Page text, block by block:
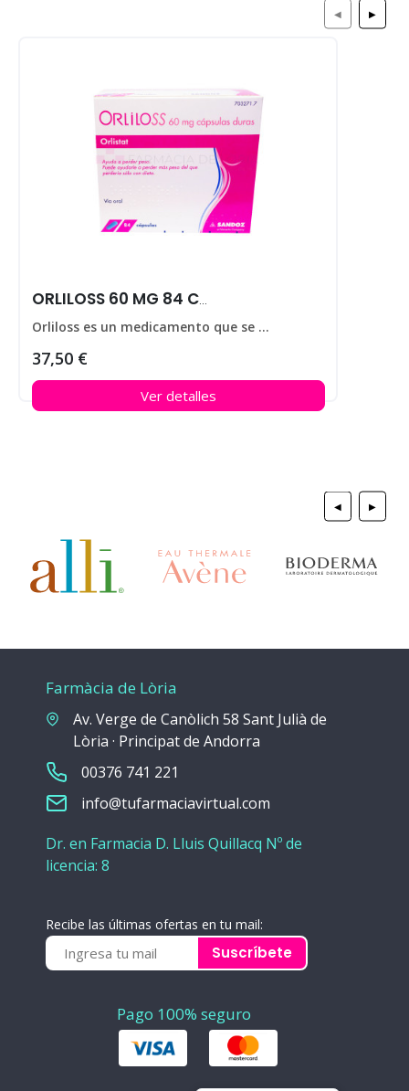
ORLILOSS 60 MG 84 CAPS
Orliloss es un medicamento que se utiliza para ayudar a perder peso en personas que padecen obesidad.
37,50 €
Ver detalles
◀ ▶
◀ ▶
Farmàcia de Lòria
Av. Verge de Canòlich 58 Sant Julià de
Lòria · Principat de Andorra
00376 741 221
info@tufarmaciavirtual.com
Dr. en Farmacia D. Lluis Quillacq Nº de
licencia: 8
Recibe las últimas ofertas en tu mail:
Suscríbete
Pago 100% seguro